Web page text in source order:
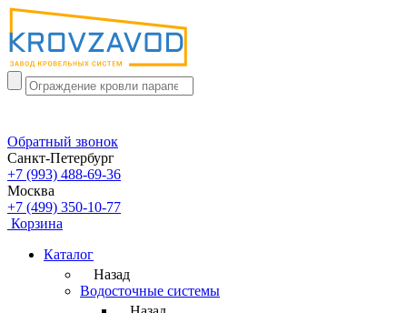
Обратный звонок
Санкт-Петербург
+7 (993) 488-69-36
Москва
+7 (499) 350-10-77
Корзина
Каталог
Назад
Водосточные системы